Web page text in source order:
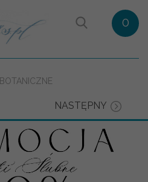
0
BOTANICZNE
NASTĘPNY